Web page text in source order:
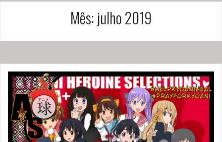
Mês: julho 2019